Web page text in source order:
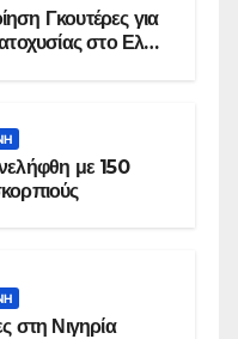
Γκουτέρες για
στο Ελ
με 150
στη Νιγηρία